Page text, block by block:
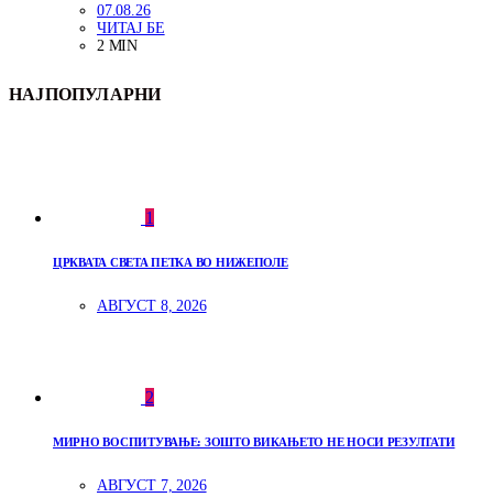
07.08.26
ЧИТАЈ БЕ
2 MIN
НАЈПОПУЛАРНИ
1
ЦРКВАТА СВЕТА ПЕТКА ВО НИЖЕПОЛЕ
АВГУСТ 8, 2026
2
МИРНО ВОСПИТУВАЊЕ: ЗОШТО ВИКАЊЕТО НЕ НОСИ РЕЗУЛТАТИ
АВГУСТ 7, 2026